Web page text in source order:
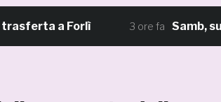
a Forlì Samb, su il